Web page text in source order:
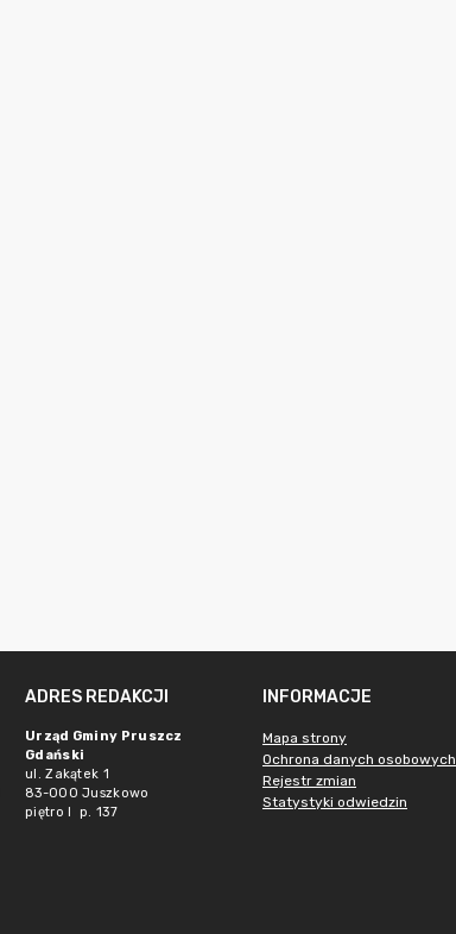
ADRES REDAKCJI
Urząd Gminy Pruszcz
Gdański
ul. Zakątek 1
83-000 Juszkowo
piętro I p. 137
INFORMACJE
Mapa strony
Ochrona danych osobowych
Rejestr zmian
Statystyki odwiedzin